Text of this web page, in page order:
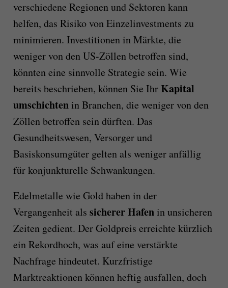
verschiedene Regionen und Sektoren kann
helfen, das Risiko von Einzelinvestments zu
minimieren. Investitionen in Märkte, die
weniger von den US-Zöllen betroffen sind,
könnten eine sinnvolle Strategie sein.​ Wie
bereits beschrieben, können Sie Ihr Kapital
umschichtenin Branchen, die weniger von den
Zöllen betroffen sein dürften. Das
Gesundheitswesen, Versorger und
Basiskonsumgüter gelten als weniger anfällig
für konjunkturelle Schwankungen.
Edelmetalle wie Gold haben in der
Vergangenheit als sicherer Hafenin unsicheren
Zeiten gedient. Der Goldpreis erreichte kürzlich
ein Rekordhoch, was auf eine verstärkte
Nachfrage hindeutet. Kurzfristige
Marktreaktionen können heftig ausfallen, doch